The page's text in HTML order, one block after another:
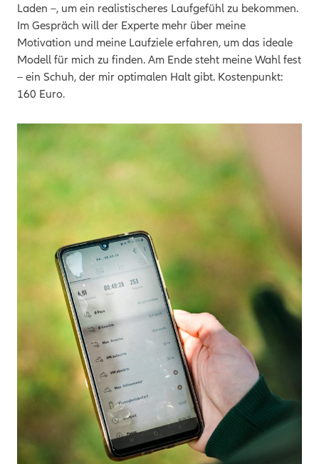
Laden –, um ein realistischeres Laufgefühl zu bekommen.
Im Gespräch will der Experte mehr über meine
Motivation und meine Laufziele erfahren, um das ideale
Modell für mich zu finden. Am Ende steht meine Wahl fest
– ein Schuh, der mir optimalen Halt gibt. Kostenpunkt:
160 Euro.